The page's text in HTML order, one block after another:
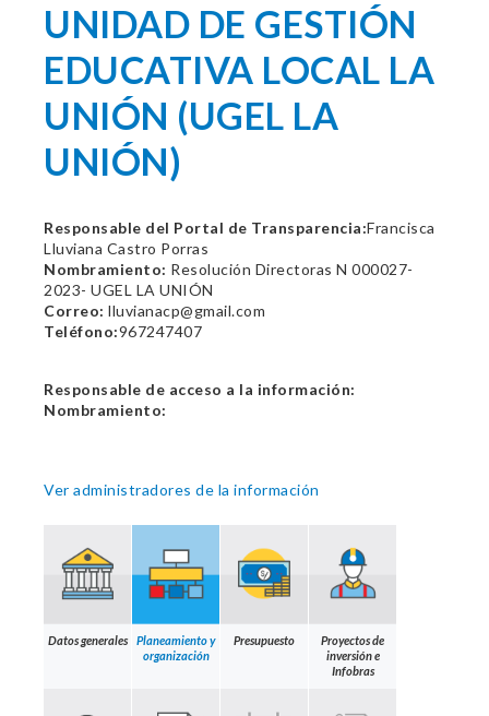
UNIDAD DE GESTIÓN
EDUCATIVA LOCAL LA
UNIÓN (UGEL LA
UNIÓN)
Responsable del Portal de Transparencia:Francisca
Lluviana Castro Porras
Nombramiento: Resolución Directoras N 000027-
2023- UGEL LA UNIÓN
Correo: lluvianacp@gmail.com
Teléfono:967247407
Responsable de acceso a la información:
Nombramiento:
Ver administradores de la información
Datos generales
Planeamiento y
organización
Presupuesto
Proyectos de
inversión e
Infobras